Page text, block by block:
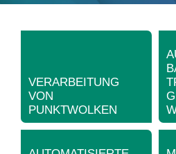
VERARBEITUNG
VON
PUNKTWOLKEN